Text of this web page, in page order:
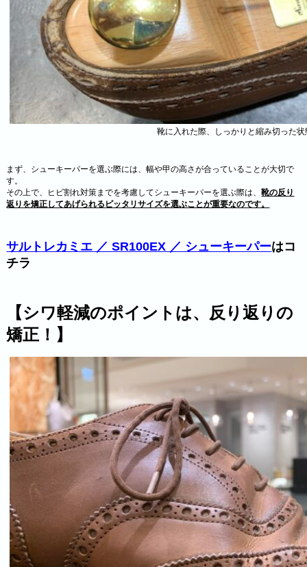
靴に入れた際、しっかりと縮み切った
まず、シューキーパーを選ぶ際には、幅や甲の高さが合っていることが大切で
す。
その上で、ヒビ割れ対策までを考慮してシューキーパーを選ぶ際は、靴の反り
返りを矯正してあげられる ピッタリサイズを選ぶことが重要なのです。
サルトレカミエ ／ SR100EX ／ シューキーパーはコ
チラ
【シワ軽減のポイントは、反り返りの
矯正！】